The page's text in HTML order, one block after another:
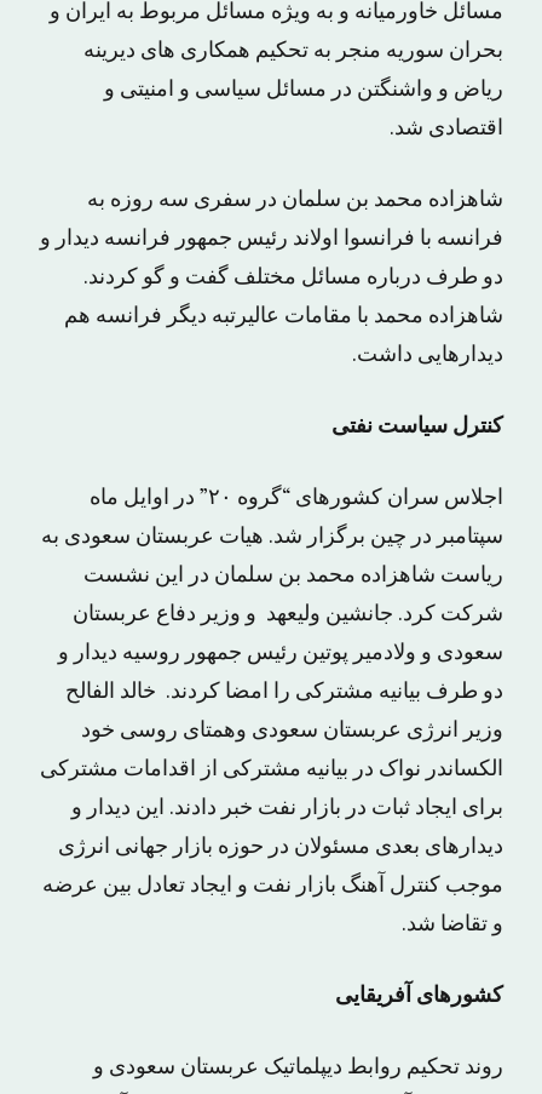
مسائل خاورمیانه و به ویژه مسائل مربوط به ایران و
بحران سوریه منجر به تحکیم همکاری های دیرینه
ریاض و واشنگتن در مسائل سیاسی و امنیتی و
اقتصادی شد.
شاهزاده محمد بن سلمان در سفری سه روزه به
فرانسه با فرانسوا اولاند رئیس جمهور فرانسه دیدار و
دو طرف درباره مسائل مختلف گفت و گو کردند.
شاهزاده محمد با مقامات عالیرتبه دیگر فرانسه هم
دیدارهایی داشت.
کنترل سیاست نفتی
اجلاس سران کشورهای “گروه ۲۰” در اوایل ماه
سپتامبر در چین برگزار شد. هیات عربستان سعودی به
ریاست شاهزاده محمد بن سلمان در این نشست
شرکت کرد. جانشین ولیعهد و وزیر دفاع عربستان
سعودی و ولادمیر پوتین رئیس جمهور روسیه دیدار و
دو طرف بیانیه مشترکی را امضا کردند. خالد الفالح
وزیر انرژی عربستان سعودی وهمتای روسی خود
الکساندر نواک در بیانیه مشترکی از اقدامات مشترکی
برای ایجاد ثبات در بازار نفت خبر دادند. این دیدار و
دیدارهای بعدی مسئولان در حوزه بازار جهانی انرژی
موجب کنترل آهنگ بازار نفت و ایجاد تعادل بین عرضه
و تقاضا شد.
کشورهای آفریقایی
روند تحکیم روابط دیپلماتیک عربستان سعودی و